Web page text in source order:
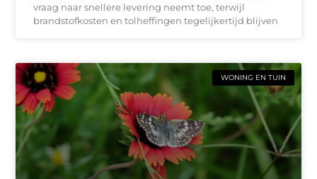
vraag naar snellere levering neemt toe, terwijl
brandstofkosten en tolheffingen tegelijkertijd blijven
WONING EN TUIN